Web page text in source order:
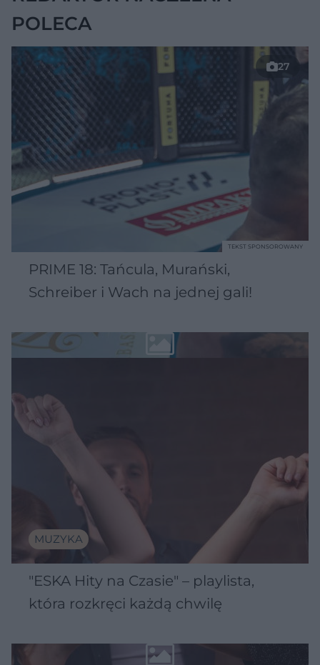
POLECA
27
PRIME 18: Tańcula, Murański,
Schreiber i Wach na jednej gali!
TEKST SPONSOROWANY
MUZYKA
"ESKA Hity na Czasie" – playlista,
która rozkręci każdą chwilę